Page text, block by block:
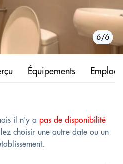
1/6
2/6
3/6
4/6
5/6
6/6
Équipements
il n'y a pas de disponibilité
choisir une autre date ou un